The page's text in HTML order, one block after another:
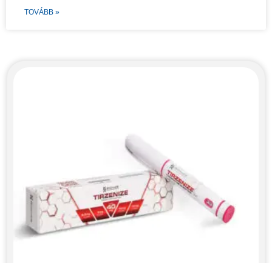
TOVÁBB »